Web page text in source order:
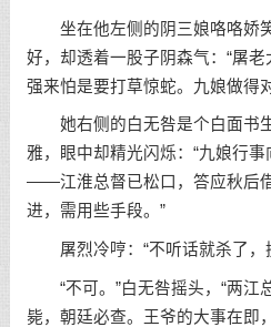
坐在他左侧的阴三娘咯咯娇
好，却透着一股子阴森气：“屠老
强来怕是要打草惊蛇。九娘做得
她右侧的白无咎是个白面书
雅，眼中却精光闪烁：“九娘行
——江淮总督已松口，答应秋后
进，需用些手段。”
屠烈冷哼：“不听话就杀了，
“不可。”白无咎摇头，“两江
毙，朝廷必查。王爷的大事在即